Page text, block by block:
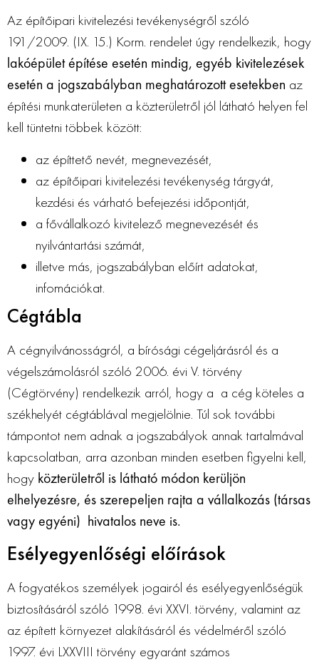
Az építőipari kivitelezési tevékenységről szóló
191/2009. (IX. 15.) Korm. rendelet úgy rendelkezik, hogy
lakóépület építése esetén mindig, egyéb kivitelezések
esetén a jogszabályban meghatározott esetekben az
építési munkaterületen a közterületről jól látható helyen fel
kell tüntetni többek között:
az építtető nevét, megnevezését,
az építőipari kivitelezési tevékenység tárgyát,
kezdési és várható befejezési időpontját,
a fővállalkozó kivitelező megnevezését és
nyilvántartási számát,
illetve más, jogszabályban előírt adatokat,
infomációkat.
Cégtábla
A cégnyilvánosságról, a bírósági cégeljárásról és a
végelszámolásról szóló 2006. évi V. törvény
(Cégtörvény) rendelkezik arról, hogy a a cég köteles a
székhelyét cégtáblával megjelölnie. Túl sok további
támpontot nem adnak a jogszabályok annak tartalmával
kapcsolatban, arra azonban minden esetben figyelni kell,
hogy közterületről is látható módon kerüljön
elhelyezésre, és szerepeljen rajta a vállalkozás (társas
vagy egyéni) hivatalos neve is.
Esélyegyenlőségi előírások
A fogyatékos személyek jogairól és esélyegyenlőségük
biztosításáról szóló 1998. évi XXVI. törvény, valamint az
az épített környezet alakításáról és védelméről szóló
1997. évi LXXVIII törvény egyaránt számos